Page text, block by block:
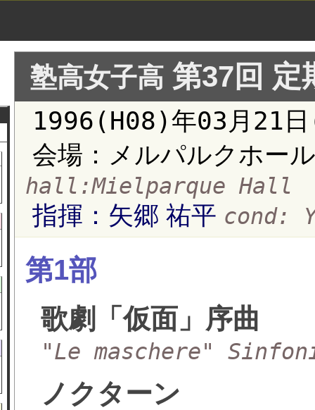
塾高女子高 第37回 定
1996(H08)年03月21
会場：メルパルクホー
hall:Mielparque Hall
指揮：矢郷 祐平 cond:
第1部
歌劇「仮面」序曲
"Le maschere"
ノクターン